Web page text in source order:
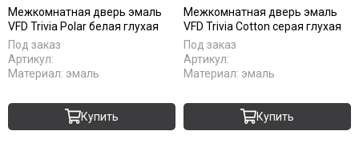
Межкомнатная дверь эмаль
VFD Trivia Polar белая глухая
Под заказ
Артикул:
Материал: эмаль
Купить
Межкомнатная дверь эмаль
VFD Trivia Cotton серая глухая
Под заказ
Артикул:
Материал: эмаль
Купить